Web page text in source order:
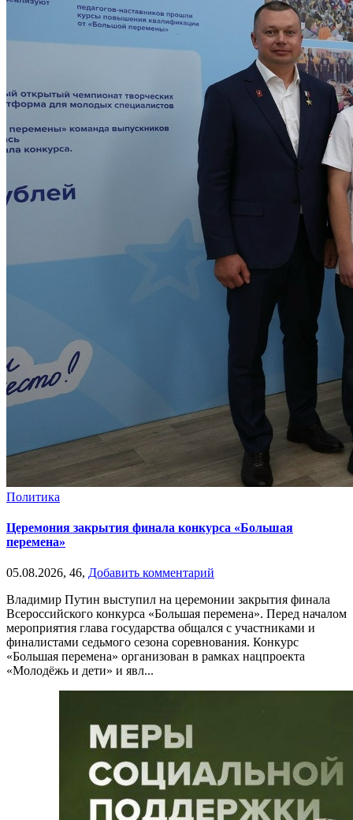
Политика
Церемония закрытия финала конкурса «Большая
перемена»
05.08.2026, 46, Добавить комментарий
Владимир Путин выступил на церемонии закрытия финала
Всероссийского конкурса «Большая перемена». Перед началом
мероприятия глава государства общался с участниками и
финалистами седьмого сезона соревнования. Конкурс
«Большая перемена» организован в рамках нацпроекта
«Молодёжь и дети» и явл...